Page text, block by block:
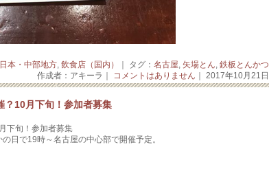
日本・中部地方, 飲食店（国内） ｜ タグ： 名古屋, 矢場とん, 鉄板とんかつ
作成者：アキーラ｜ コメントはありません ｜ 2017年10月21日
？10月下旬！参加者募集
下旬！参加者募集
日で19時～名古屋の中心部で開催予定。